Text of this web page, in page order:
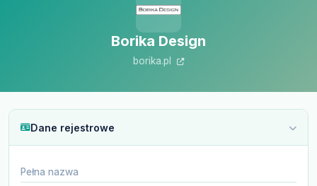
Borika Design
borika.pl
Dane rejestrowe
Pełna nazwa